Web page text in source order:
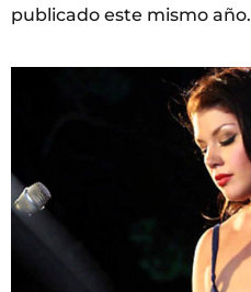
publicado este mismo año.